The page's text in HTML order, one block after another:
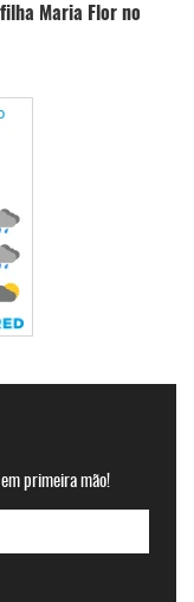
Maria Flor no
primeira mão!